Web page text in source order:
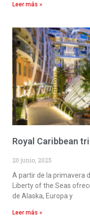
Leer más »
Royal Caribbean
20 junio, 2025
A partir de la primavera
Liberty of the Seas
de Alaska, Europa y
Leer más »